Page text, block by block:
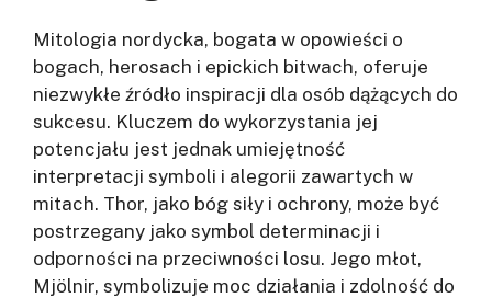
Mitologia nordycka, bogata w opowieści o
bogach, herosach i epickich bitwach, oferuje
niezwykłe źródło inspiracji dla osób dążących do
sukcesu. Kluczem do wykorzystania jej
potencjału jest jednak umiejętność
interpretacji symboli i alegorii zawartych w
mitach. Thor, jako bóg siły i ochrony, może być
postrzegany jako symbol determinacji i
odporności na przeciwności losu. Jego młot,
Mjölnir, symbolizuje moc działania i zdolność do